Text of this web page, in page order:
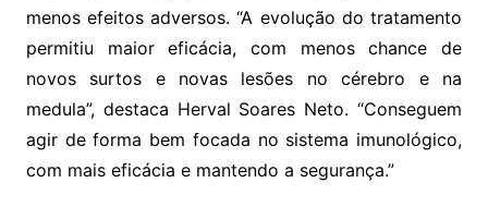
menos efeitos adversos. “A evolução do tratamento
permitiu maior eficácia, com menos chance de
novos surtos e novas lesões no cérebro e na
medula”, destaca Herval Soares Neto. “Conseguem
agir de forma bem focada no sistema imunológico,
com mais eficácia e mantendo a segurança.”